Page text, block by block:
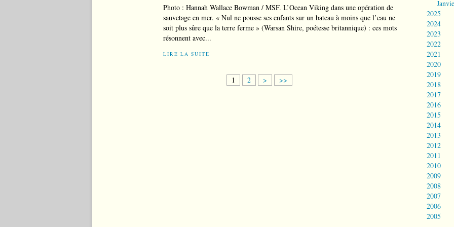
Photo : Hannah Wallace Bowman / MSF. L’Ocean Viking dans une opération de
sauvetage en mer. « Nul ne pousse ses enfants sur un bateau à moins que l’eau ne
soit plus sûre que la terre ferme » (Warsan Shire, poétesse britannique) : ces mots
résonnent avec...
LIRE LA SUITE
1 2 > >>
2025
2024
2023
2022
2021
2020
2019
2018
2017
2016
2015
2014
2013
2012
2011
2010
2009
2008
2007
2006
2005